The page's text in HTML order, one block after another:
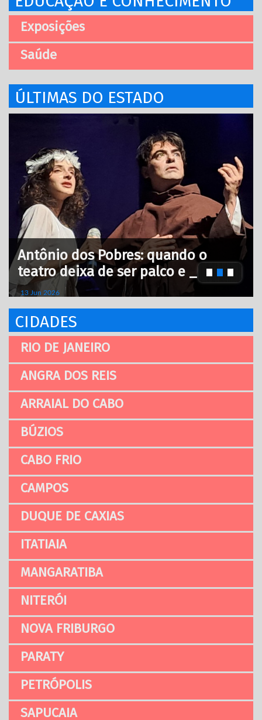
Exposições
Saúde
ÚLTIMAS DO ESTADO
Antônio dos Pobres: quando o
teatro deixa de ser palco e _
13 Jun 2026
CIDADES
RIO DE JANEIRO
ANGRA DOS REIS
ARRAIAL DO CABO
BÚZIOS
CABO FRIO
CAMPOS
DUQUE DE CAXIAS
ITATIAIA
MANGARATIBA
NITERÓI
NOVA FRIBURGO
PARATY
PETRÓPOLIS
SAPUCAIA